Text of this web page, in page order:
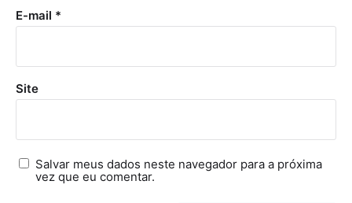
E-mail *
Site
Salvar meus dados neste navegador para a próxima
vez que eu comentar.